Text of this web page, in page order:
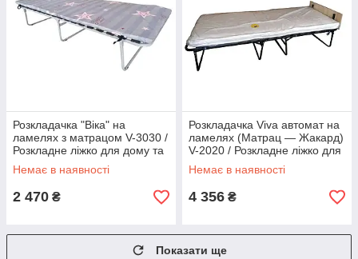
Розкладачка "Віка" на
ламелях з матрацом V-3030 /
Розкладне ліжко для дому та
дачі
Немає в наявності
2 470 ₴
Розкладачка Viva автомат на
ламелях (Матрац — Жакард)
V-2020 / Розкладне ліжко для
дому та дачі
Немає в наявності
4 356 ₴
Показати ще